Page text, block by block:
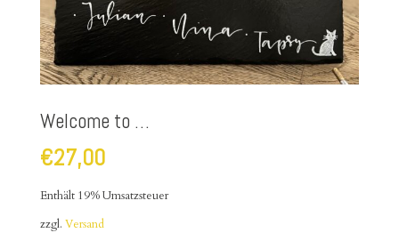
Welcome to …
€27,00
Enthält 19% Umsatzsteuer
zzgl. Versand